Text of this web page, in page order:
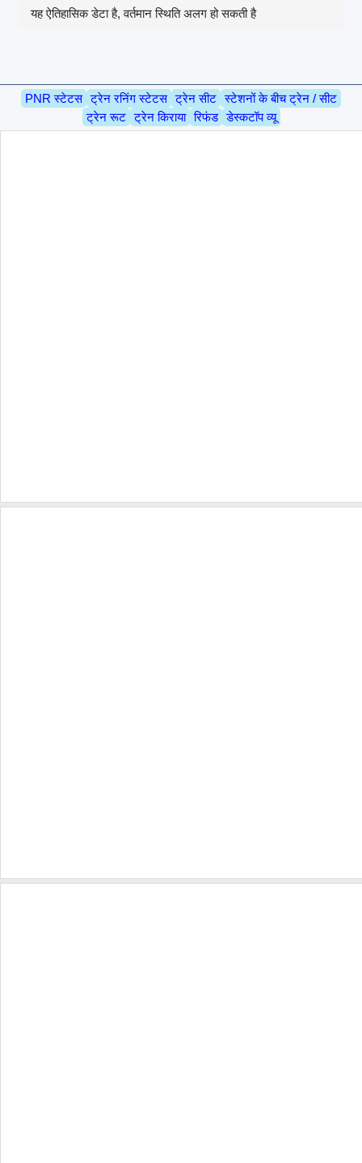
यह ऐतिहासिक डेटा है, वर्तमान स्थिति अलग हो सकती है
PNR स्टेटस ट्रेन रनिंग स्टेटस ट्रेन सीट स्टेशनों के बीच ट्रेन / सीट
ट्रेन रूट ट्रेन किराया रिफंड डेस्कटॉप व्यू